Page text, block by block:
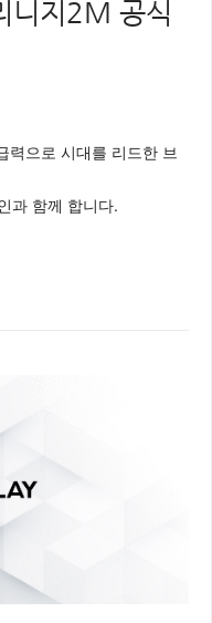
니지2M 공식
력으로 시대를 리드한 브
과 함께 합니다.